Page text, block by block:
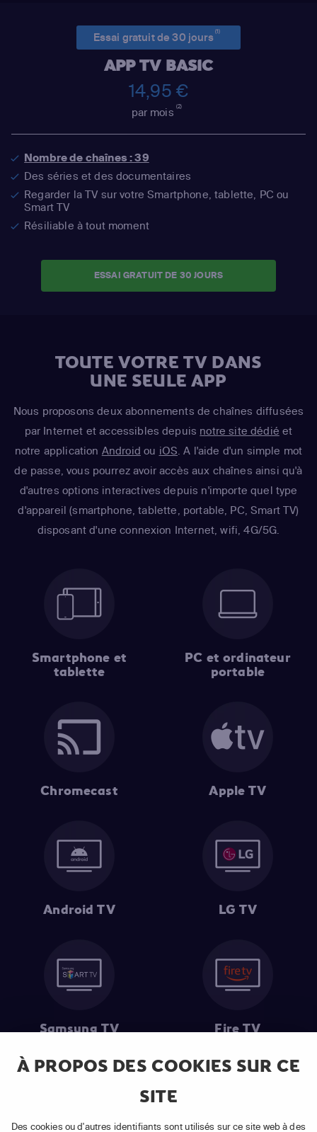
À PROPOS DES COOKIES SUR CE
SITE
Des cookies ou d'autres identifiants sont utilisés sur ce site web à des
Essai gratuit de 30 jours(1)
APP TV BASIC
14,95 €
par mois(2)
Nombre de chaînes : 39
Des séries et des documentaires
Regarder la TV sur votre Smartphone, tablette, PC ou
Smart TV
Résiliable à tout moment
ESSAI GRATUIT DE 30 JOURS
TOUTE VOTRE TV DANS
UNE SEULE APP
Nous proposons deux abonnements de chaînes diffusées
par Internet et accessibles depuis notre site dédié et
notre application Android ou iOS . A l'aide d'un simple mot
de passe, vous pourrez avoir accès aux chaînes ainsi qu'à
d'autres options interactives depuis n'importe quel type
d'appareil (smartphone, tablette, portable, PC, Smart TV)
disposant d'une connexion Internet, wifi, 4G/5G.
Smartphone et
tablette
PC et ordinateur
portable
Chromecast Apple TV
Android TV LG TV
Samsung TV Fire TV
souscription à un abonnement APP TV Basic.